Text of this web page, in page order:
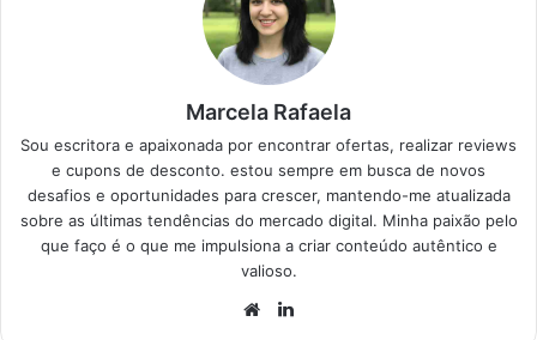
Marcela Rafaela
Sou escritora e apaixonada por encontrar ofertas, realizar reviews
e cupons de desconto. estou sempre em busca de novos
desafios e oportunidades para crescer, mantendo-me atualizada
sobre as últimas tendências do mercado digital. Minha paixão pelo
que faço é o que me impulsiona a criar conteúdo autêntico e
valioso.
Website